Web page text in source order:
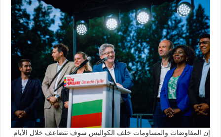
إن المفاوضات والمساومات خلف الكواليس سوف تتضاعف خلال الأيام